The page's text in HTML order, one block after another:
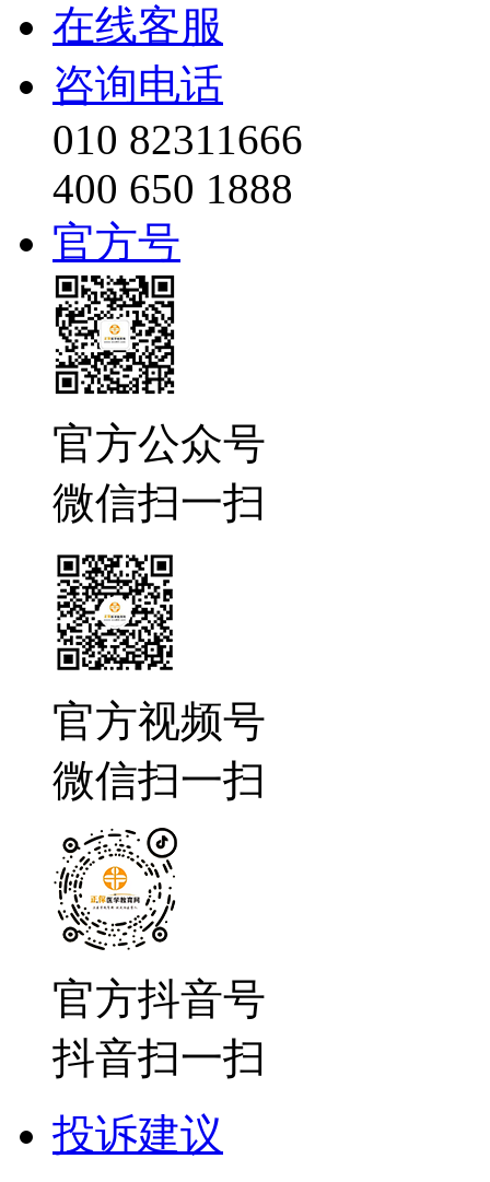
在线客服
咨询电话
010 82311666
400 650 1888
官方号
官方公众号
微信扫一扫
官方视频号
微信扫一扫
官方抖音号
抖音扫一扫
投诉建议